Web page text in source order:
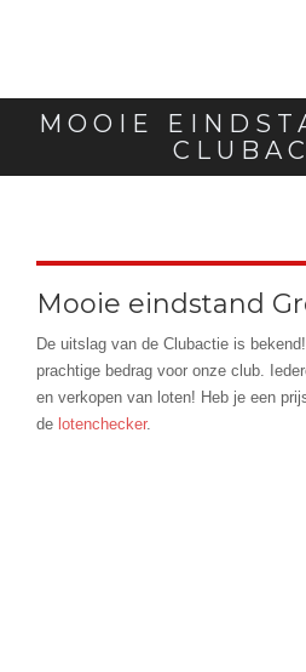
MOOIE
Mooie eindstand
De uitslag van de Clubactie is
prachtige bedrag voor onze club.
en verkopen van loten! Heb je een
de lotenchecker.